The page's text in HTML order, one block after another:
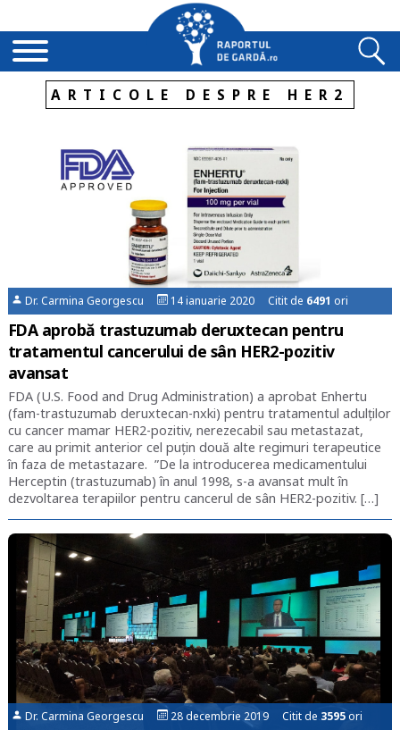
ARTICOLE DESPRE HER2
Dr. Carmina Georgescu 14 ianuarie 2020 Citit de 6491 ori
FDA aprobă trastuzumab deruxtecan pentru
tratamentul cancerului de sân HER2-pozitiv
avansat
FDA (U.S. Food and Drug Administration) a aprobat Enhertu
(fam-trastuzumab deruxtecan-nxki) pentru tratamentul adulților
cu cancer mamar HER2-pozitiv, nerezecabil sau metastazat,
care au primit anterior cel puțin două alte regimuri terapeutice
în faza de metastazare. ”De la introducerea medicamentului
Herceptin (trastuzumab) în anul 1998, s-a avansat mult în
dezvoltarea terapiilor pentru cancerul de sân HER2-pozitiv. […]
Dr. Carmina Georgescu 28 decembrie 2019 Citit de 3595ori